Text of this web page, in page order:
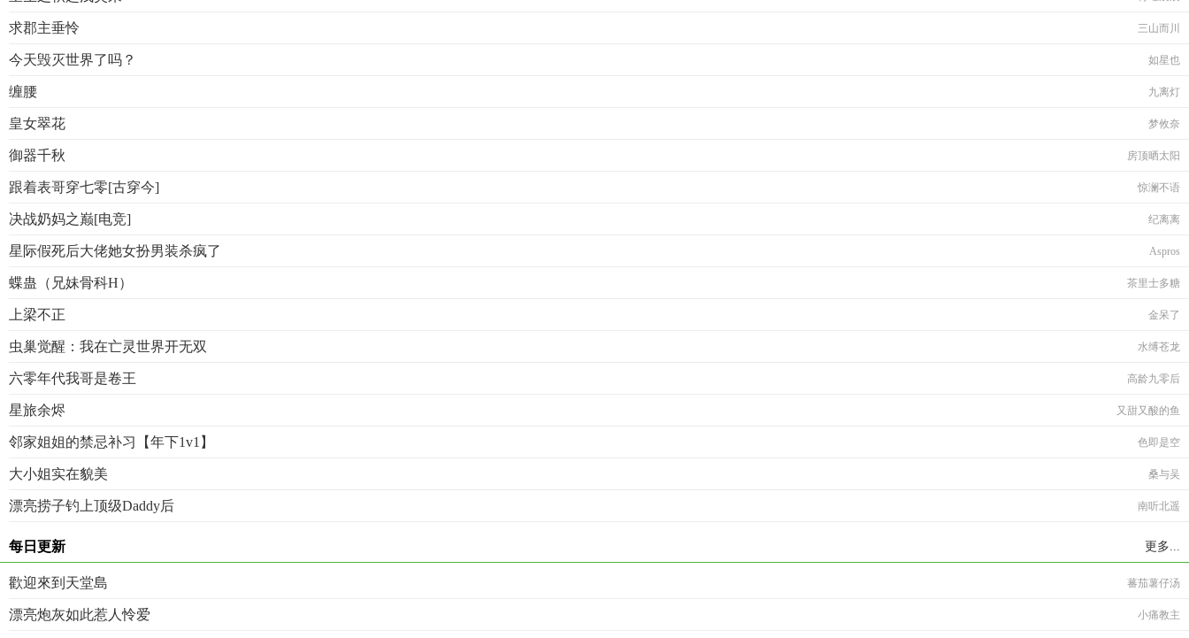
求郡主垂怜 三山而川
今天毁灭世界了吗？ 如星也
缠腰 九离灯
皇女翠花 梦攸奈
御器千秋 房顶晒太阳
跟着表哥穿七零[古穿今] 惊澜不语
决战奶妈之巅[电竞] 纪离离
星际假死后大佬她女扮男装杀疯了 Aspros
蝶蛊（兄妹骨科H） 茶里士多糖
上梁不正 金呆了
虫巢觉醒：我在亡灵世界开无双 水缚苍龙
六零年代我哥是卷王 高龄九零后
星旅余烬 又甜又酸的鱼
邻家姐姐的禁忌补习【年下1v1】 色即是空
大小姐实在貌美 桑与吴
漂亮捞子钓上顶级Daddy后 南听北遥
每日更新 更多...
歡迎來到天堂島 蕃茄薯仔汤
漂亮炮灰如此惹人怜爱 小痛教主